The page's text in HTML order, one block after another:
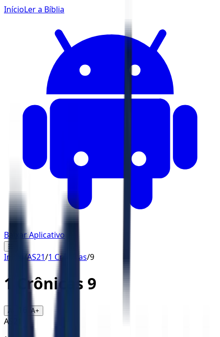
InícioLer a Bíblia
Baixar Aplicativo
☰
Início AS21/1 Crônicas/9
1 Crônicas 9
A- A+
AS21